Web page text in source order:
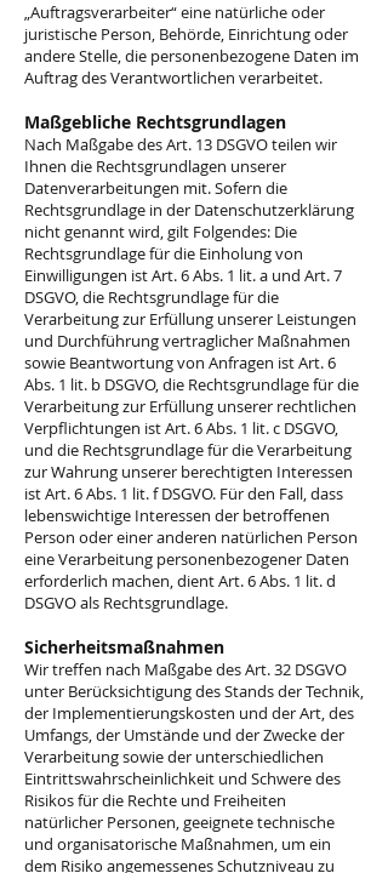
„Auftragsverarbeiter“ eine natürliche oder
juristische Person, Behörde, Einrichtung oder
andere Stelle, die personenbezogene Daten im
Auftrag des Verantwortlichen verarbeitet.
Maßgebliche Rechtsgrundlagen
Nach Maßgabe des Art. 13 DSGVO teilen wir
Ihnen die Rechtsgrundlagen unserer
Datenverarbeitungen mit. Sofern die
Rechtsgrundlage in der Datenschutzerklärung
nicht genannt wird, gilt Folgendes: Die
Rechtsgrundlage für die Einholung von
Einwilligungen ist Art. 6 Abs. 1 lit. a und Art. 7
DSGVO, die Rechtsgrundlage für die
Verarbeitung zur Erfüllung unserer Leistungen
und Durchführung vertraglicher Maßnahmen
sowie Beantwortung von Anfragen ist Art. 6
Abs. 1 lit. b DSGVO, die Rechtsgrundlage für die
Verarbeitung zur Erfüllung unserer rechtlichen
Verpflichtungen ist Art. 6 Abs. 1 lit. c DSGVO,
und die Rechtsgrundlage für die Verarbeitung
zur Wahrung unserer berechtigten Interessen
ist Art. 6 Abs. 1 lit. f DSGVO. Für den Fall, dass
lebenswichtige Interessen der betroffenen
Person oder einer anderen natürlichen Person
eine Verarbeitung personenbezogener Daten
erforderlich machen, dient Art. 6 Abs. 1 lit. d
DSGVO als Rechtsgrundlage.
Sicherheitsmaßnahmen
Wir treffen nach Maßgabe des Art. 32 DSGVO
unter Berücksichtigung des Stands der Technik,
der Implementierungskosten und der Art, des
Umfangs, der Umstände und der Zwecke der
Verarbeitung sowie der unterschiedlichen
Eintrittswahrscheinlichkeit und Schwere des
Risikos für die Rechte und Freiheiten
natürlicher Personen, geeignete technische
und organisatorische Maßnahmen, um ein
dem Risiko angemessenes Schutzniveau zu